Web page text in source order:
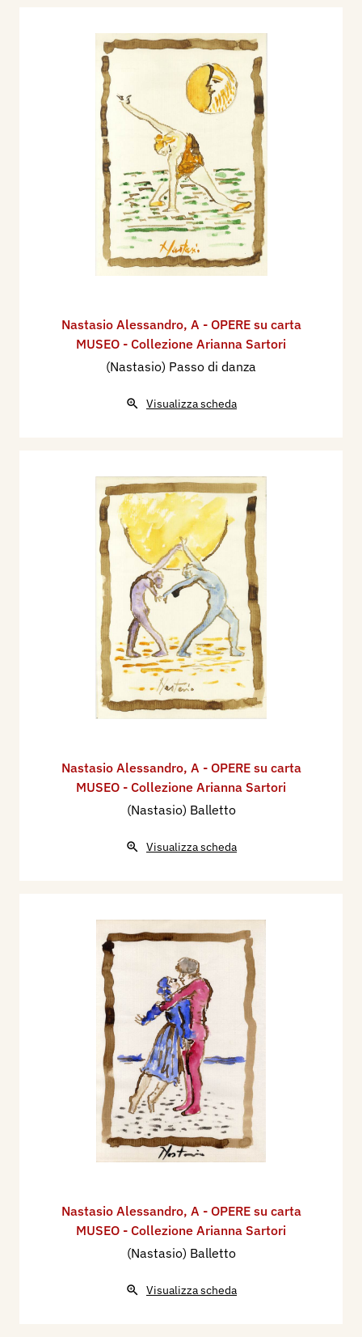
Nastasio Alessandro, A - OPERE su carta
MUSEO - Collezione Arianna Sartori
(Nastasio) Passo di danza
Visualizza scheda
Nastasio Alessandro, A - OPERE su carta
MUSEO - Collezione Arianna Sartori
(Nastasio) Balletto
Visualizza scheda
Nastasio Alessandro, A - OPERE su carta
MUSEO - Collezione Arianna Sartori
(Nastasio) Balletto
Visualizza scheda